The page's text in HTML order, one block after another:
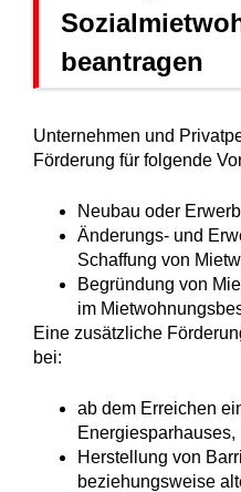
beantragen
Unternehmen und
Förderung für folgende
Neubau oder
Änderungs- und
Schaffung von
Begründung von
im
Eine zusätzliche
bei:
ab dem Erreichen
Energiesparhauses,
Herstellung von
beziehungsweise